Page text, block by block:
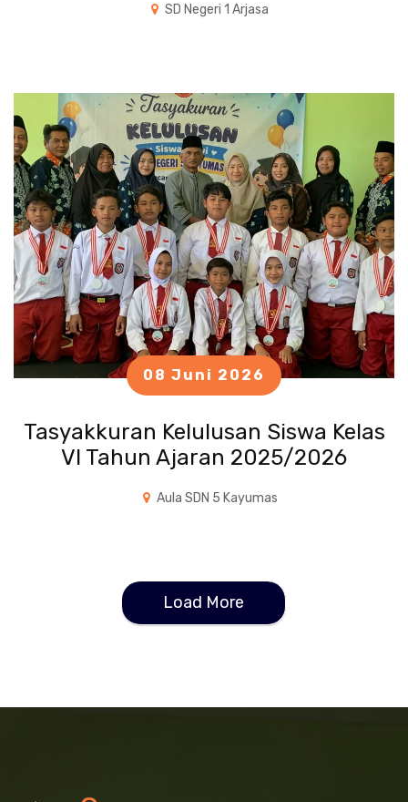
SD Negeri 1 Arjasa
08 Juni 2026
Tasyakkuran Kelulusan Siswa Kelas
VI Tahun Ajaran 2025/2026
Aula SDN 5 Kayumas
Load More